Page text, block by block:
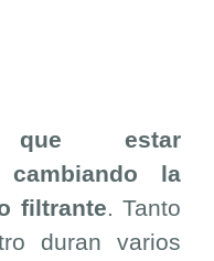
estar
cambiando la
filtrante . Tanto
duran varios